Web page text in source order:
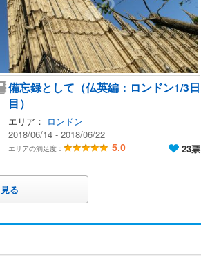
備忘録として（仏英編：ロンドン1/3日
目）
エリア： ロンドン
2018/06/14 - 2018/06/22
エリアの満足度： 5.0 23票
る